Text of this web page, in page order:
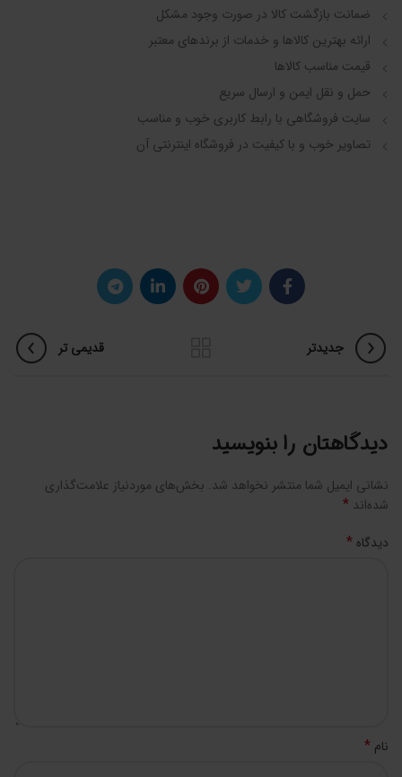
ضمانت بازگشت کالا در صورت وجود مشکل
ارائه بهترین کالاها و خدمات از برندهای معتبر
قیمت مناسب کالاها
حمل و نقل ایمن و ارسال سریع
سایت فروشگاهی با رابط کاربری خوب و مناسب
تصاویر خوب و با کیفیت در فروشگاه اینترنتی آن
جدیدتر قدیمی تر
دیدگاهتان را بنویسید
نشانی ایمیل شما منتشر نخواهد شد. بخش‌های موردنیاز علامت‌گذاری
شده‌اند *
دیدگاه*
نام *